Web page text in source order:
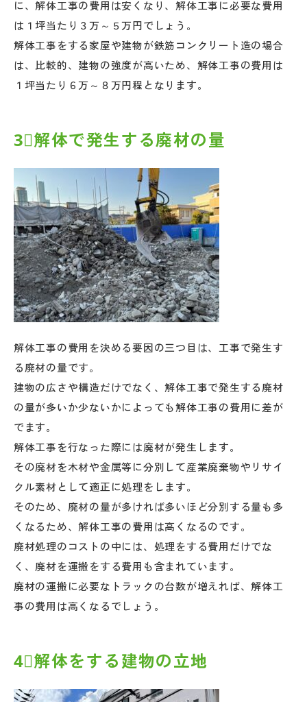
に、解体工事の費用は安くなり、解体工事に必要な費用
は１坪当たり３万～５万円でしょう。
解体工事をする家屋や建物が鉄筋コンクリート造の場合
は、比較的、 建物の強度が高いため、解体工事の費用は
１坪当たり６万～８万円程となります。
3⃣解体で発生する廃材の量
解体工事の費用を決める要因の三つ目は、工事で発生す
る廃材の量です。
建物の広さや構造だけでなく、解体工事で発生する廃材
の量が多いか少ないかによっても解体工事の費用に差が
でます。
解体工事を行なった際には廃材が発生します。
その廃材を木材や金属等に分別して産業廃棄物やリサイ
クル素材として適正に処理をします。
そのため、廃材の量が多ければ多いほど分別する量も多
くなるため、解体工事の費用は高くなるのです。
廃材処理のコストの中には、処理をする費用だけでな
く、廃材を運搬をする費用も含まれています。
廃材の運搬に必要なトラックの台数が増えれば、解体工
事の費用は高くなるでしょう。
4⃣解体をする建物の立地